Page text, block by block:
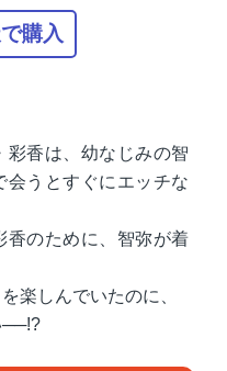
購入
彩香は、幼なじみの智
会うとすぐにエッチな
香のために、智弥が着
楽しんでいたのに、
──!?